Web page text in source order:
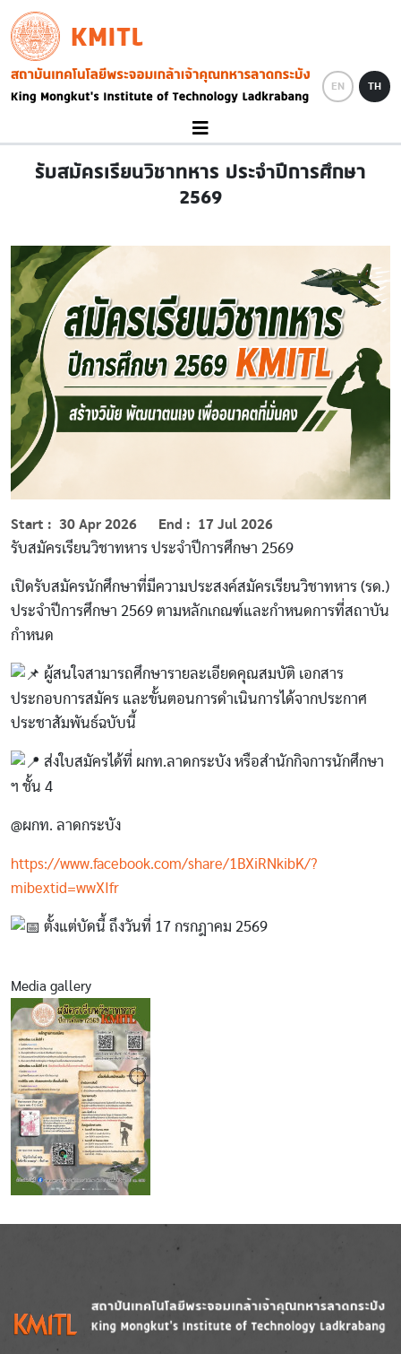
Skip to main content
KMITL
Image
EN TH
รับสมัครเรียนวิชาทหาร ประจำปีการศึกษา
2569
Start 30 Apr 2026 End 17 Jul 2026
รับสมัครเรียนวิชาทหาร ประจำปีการศึกษา 2569
เปิดรับสมัครนักศึกษาที่มีความประสงค์สมัครเรียนวิชาทหาร (รด.)
ประจำปีการศึกษา 2569 ตามหลักเกณฑ์และกำหนดการที่สถาบัน
กำหนด
ผู้สนใจสามารถศึกษารายละเอียดคุณสมบัติ เอกสาร
ประกอบการสมัคร และขั้นตอนการดำเนินการได้จากประกาศ
ประชาสัมพันธ์ฉบับนี้
ส่งใบสมัครได้ที่ ผกท.ลาดกระบัง หรือสำนักกิจการนักศึกษา
ฯ ชั้น 4
@ผกท. ลาดกระบัง
https://www.facebook.com/share/1BXiRNkibK/?
mibextid=wwXIfr
ตั้งแต่บัดนี้ ถึงวันที่ 17 กรกฎาคม 2569
Media gallery
Image